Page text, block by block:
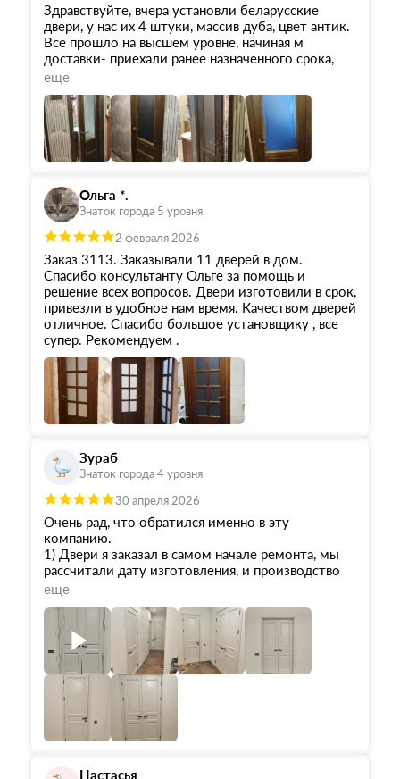
Здравствуйте, вчера установли беларусские
двери, у нас их 4 штуки, массив дуба, цвет антик.
Все прошло на высшем уровне, начиная м
доставки- приехали ранее назначенного срока,
полная комплектация, доставка в квартиру.
Отдельная благодарность ребятам монтажникам,
все аккуратно сделано, учтены пожелания,
работают со строительным пылесосом, что
снижает значительно количество пыли и грязи.
Большая благодарность компании "ОКА"
еще
Ольга *.
Знаток города 5 уровня
2 февраля 2026
Заказ 3113. Заказывали 11 дверей в дом.
Спасибо консультанту Ольге за помощь и
решение всех вопросов. Двери изготовили в срок,
привезли в удобное нам время. Качеством дверей
отличное. Спасибо большое установщику , все
супер. Рекомендуем .
Зураб
Знаток города 4 уровня
30 апреля 2026
Очень рад, что обратился именно в эту
компанию.
1) Двери я заказал в самом начале ремонта, мы
рассчитали дату изготовления, и производство
не подвело.
покраска, и геометрия.
3) Цена (тем более, что это - массив) - отличная!
У меня были нестандартные размеры, но наценка
не была болезненной.
4) Персонал - это отдельный пункт. От начала и
до конца я реально получал удовольствие от
общения и процесса!
еще
Настасья